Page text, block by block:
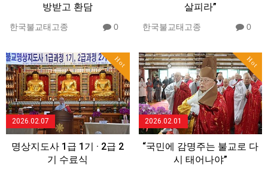
방받고 환담
한국불교태고종 0
살피라”
한국불교태고종 0
Hot
2026.02.07
명상지도사 1급 1기 · 2급 2
기 수료식
Hot
2026.02.01
“국민에 감명주는 불교로 다
시 태어나야”